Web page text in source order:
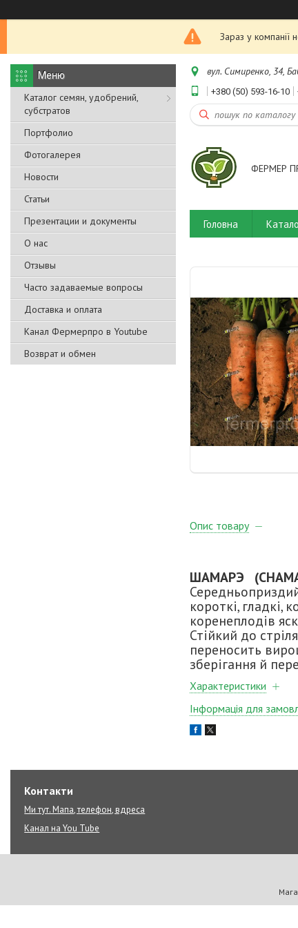
Зараз у
Каталог семян, удобрений,
субстратов
Портфолио
Фотогалерея
Новости
Статьи
Презентации и документы
О нас
Отзывы
Часто задаваемые вопросы
Доставка и оплата
Канал Фермерпро в Youtube
Возврат и обмен
вул. Симиренко, 34,
+380 (50) 593-16-10
ФЕРМЕР
Головна
Опис товару
ШАМАРЭ
короткі,
коренеплодів
Стійкий до
переносить
зберігання й
Характеристики
Інформація для
Контакти
Ми тут. Мапа, телефон, вдреса
Канал на You Tube